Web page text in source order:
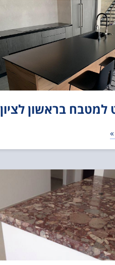
למטבח בראשון לציון